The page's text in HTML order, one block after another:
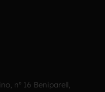
nº 16 Beniparell,